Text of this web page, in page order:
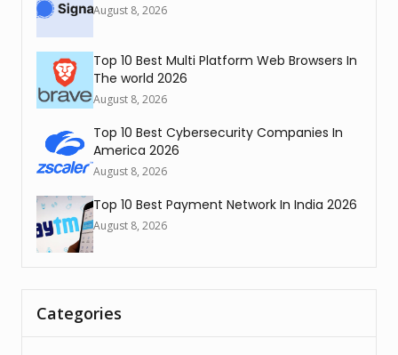
August 8, 2026
Top 10 Best Multi Platform Web Browsers In
The world 2026
August 8, 2026
Top 10 Best Cybersecurity Companies In
America 2026
August 8, 2026
Top 10 Best Payment Network In India 2026
August 8, 2026
Categories